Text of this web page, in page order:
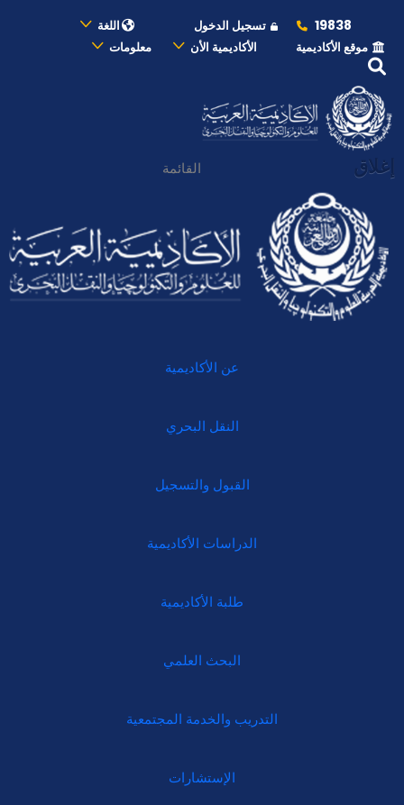
19838 تسجيل الدخول
اللغة
موقع الأكاديمية
الأكاديمية الأن معلومات
إغلاق القائمة
عن الأكاديمية
النقل البحري
القبول والتسجيل
الدراسات الأكاديمية
طلبة الأكاديمية
البحث العلمي
التدريب والخدمة المجتمعية
الإستشارات